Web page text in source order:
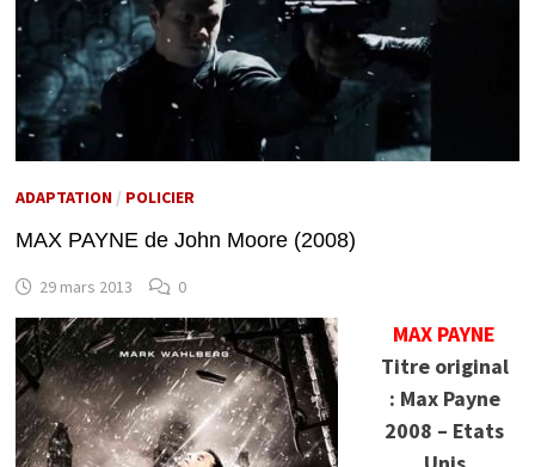
ADAPTATION/ POLICIER
MAX PAYNE de John Moore (2008)
29 mars 2013 0
MAX PAYNE
Titre original
: Max Payne
2008 – Etats